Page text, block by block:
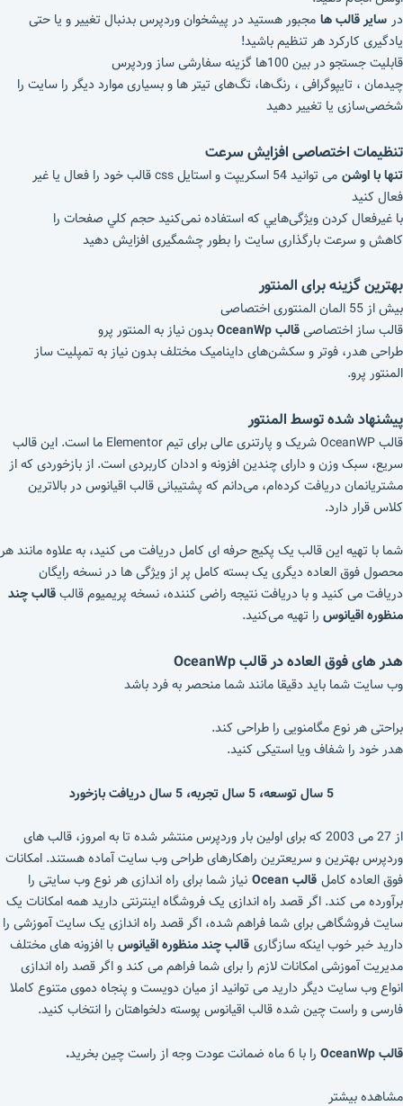
در سایر قالب‌ ها مجبور هستید در پیشخوان وردپرس بدنبال تغییر و یا حتی
یادگیری کارکرد هر تنظیم باشید!
قابلیت جستجو در بین 100ها گزینه سفارشی ساز وردپرس
چیدمان ، تایپوگرافی ، رنگ‌ها، تگ‌های تیتر ها و بسیاری موارد دیگر را سایت را
شخصی‌سازی یا تغییر دهید
تنظیمات اختصاصی افزایش سرعت
تنها با اوشن
می توانید 54 اسکریپت و استایل css قالب خود را فعال یا غیر
فعال کنید
با غیرفعال کردن ویژگی‌هایي که استفاده نمی‌کنید حجم کلي صفحات را
کاهش و سرعت بارگذاری سايت را بطور چشمگيری افزایش دهید
بهترین گزینه برای المنتور
بیش از 55 المان المنتوری اختصاصی
قالب ساز اختصاصیقالب OceanWp
بدون نیاز به المنتور پرو
طراحی هدر، فوتر و سکشن‌های داینامیک مختلف بدون نیاز به تمپلیت ساز
المنتور پرو.
پیشنهاد شده توسط المنتور
قالب OceanWP شریک و پارتنری عالی برای تیم Elementor ما است. این قالب
سریع، سبک وزن و دارای چندین افزونه و اددان کاربردی است. از بازخوردی که از
مشتریانمان دریافت کرده‌ام، می‌دانم که پشتیبانی قالب اقیانوس در بالاترین
کلاس قرار دارد.
شما با تهیه این قالب یک پکیج حرفه‌ ای کامل دریافت می کنید، به علاوه مانند هر
محصول فوق العاده دیگری یک بسته کامل پر از ویژگی ها در نسخه رایگان
دریافت می کنید و با دریافت نتیجه راضی کننده، نسخه پریمیوم قالبقالب چند
منظوره اقیانوس را تهیه می‌کنید.
هدر های فوق العاده درقالب OceanWp
وب سایت شما باید دقیقا مانند شما منحصر به فرد باشد
براحتی هر نوع مگامنویی را طراحی کند.
هدر خود را شفاف ویا استیکی کنید.
5 سال توسعه، 5 سال تجربه، 5 سال دریافت بازخورد
از 27 می 2003 که برای اولین بار وردپرس منتشر شده تا به امروز، قالب های
وردپرس بهترین و سریعترین راهکارهای طراحی وب سایت آماده هستند. امکانات
فوق العاده کامل قالب Ocean
نیاز شما برای راه اندازی هر نوع وب سایتی را
برآورده می کند. اگر قصد راه اندازی یک فروشگاه اینترنتی دارید همه امکانات یک
سایت فروشگاهی برای شما فراهم شده، اگر قصد راه اندازی یک سایت آموزشی را
دارید خبر خوب اینکه سازگاری قالب چند منظوره اقیانوس با افزونه های مختلف
مدیریت آموزشی امکانات لازم را برای شما فراهم می کند و اگر قصد راه اندازی
انواع وب سایت دیگر دارید می توانید از میان دویست و پنجاه دموی متنوع کاملا
فارسی و راست چین شده قالب اقیانوس پوسته دلخواهتان را انتخاب کنید.
قالب OceanWp را با 6 ماه ضمانت عودت وجه از راست چین بخرید .
مشاهده بیشتر